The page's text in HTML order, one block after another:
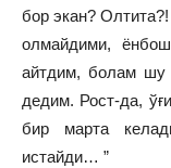
бор экан? Олтита?!
олмайдими,
айтдим, болам шу
дедим. Рост-да,
бир марта
истайди… ”